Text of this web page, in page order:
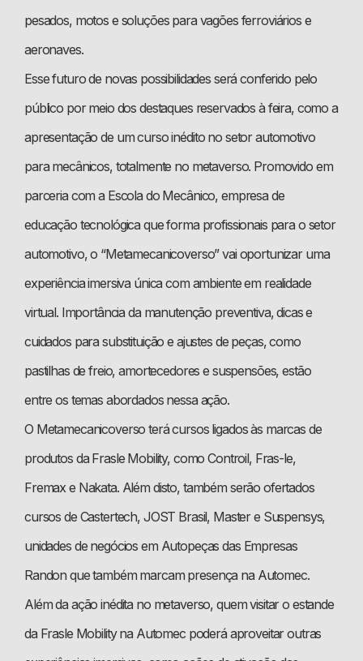
pesados, motos e soluções para vagões ferroviários e
aeronaves.
Esse futuro de novas possibilidades será conferido pelo
público por meio dos destaques reservados à feira, como a
apresentação de um curso inédito no setor automotivo
para mecânicos, totalmente no metaverso. Promovido em
parceria com a Escola do Mecânico, empresa de
educação tecnológica que forma profissionais para o setor
automotivo, o “Metamecanicoverso” vai oportunizar uma
experiência imersiva única com ambiente em realidade
virtual. Importância da manutenção preventiva, dicas e
cuidados para substituição e ajustes de peças, como
pastilhas de freio, amortecedores e suspensões, estão
entre os temas abordados nessa ação.
O Metamecanicoverso terá cursos ligados às marcas de
produtos da Frasle Mobility, como Controil, Fras-le,
Fremax e Nakata. Além disto, também serão ofertados
cursos de Castertech, JOST Brasil, Master e Suspensys,
unidades de negócios em Autopeças das Empresas
Randon que também marcam presença na Automec.
Além da ação inédita no metaverso, quem visitar o estande
da Frasle Mobility na Automec poderá aproveitar outras